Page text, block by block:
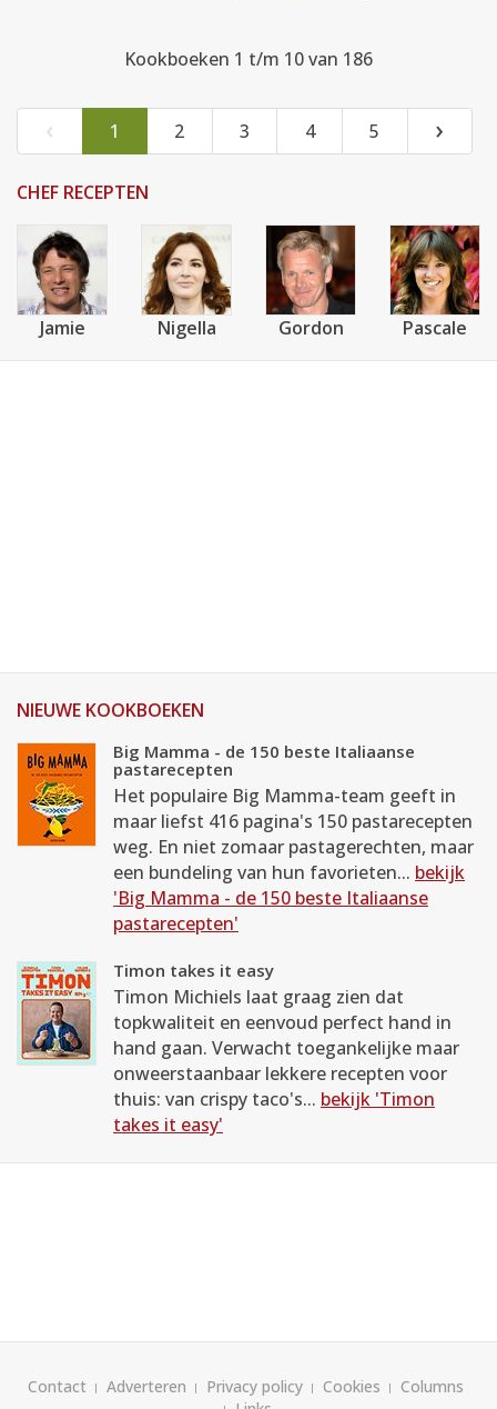
Kookboeken 1 t/m 10 van 186
‹ 1 2 3 4 5 ›
CHEF RECEPTEN
Jamie Nigella Gordon Pascale
NIEUWE KOOKBOEKEN
Big Mamma - de 150 beste Italiaanse
pastarecepten
Het populaire Big Mamma-team geeft in
maar liefst 416 pagina's 150 pastarecepten
weg. En niet zomaar pastagerechten, maar
een bundeling van hun favorieten... bekijk
'Big Mamma - de 150 beste Italiaanse
pastarecepten'
Timon takes it easy
Timon Michiels laat graag zien dat
topkwaliteit en eenvoud perfect hand in
hand gaan. Verwacht toegankelijke maar
onweerstaanbaar lekkere recepten voor
thuis: van crispy taco's... bekijk 'Timon
takes it easy'
Contact Adverteren Privacy policy Cookies
Columns